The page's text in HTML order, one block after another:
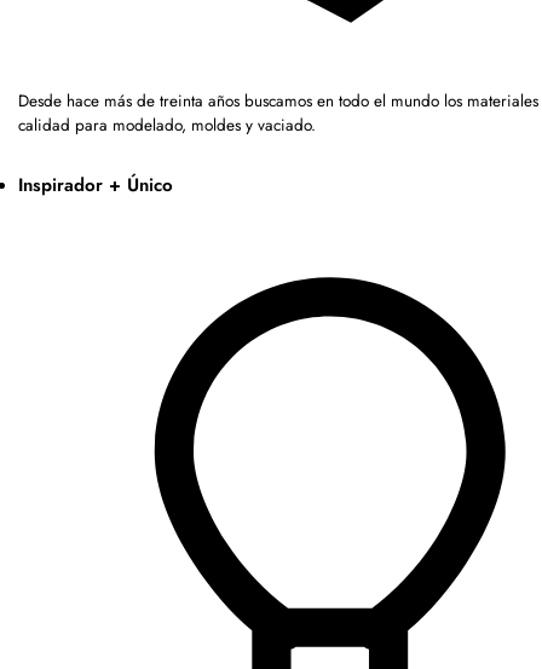
Desde hace más de treinta años buscamos en todo el mundo los
calidad para modelado, moldes y vaciado.
Inspirador + Único